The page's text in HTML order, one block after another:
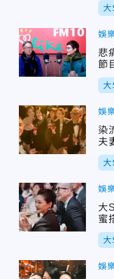
大
娛
悲
節
大
娛
染
夫
大
娛
大
蜜
大
娛